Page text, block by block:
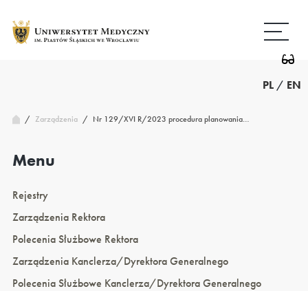
treści
strony
PL / EN
/ Zarządzenia / Nr 129/XVI R/2023 procedura planowania…
Menu
Rejestry
Zarządzenia Rektora
Polecenia Służbowe Rektora
Zarządzenia Kanclerza/Dyrektora Generalnego
Polecenia Służbowe Kanclerza/Dyrektora Generalnego